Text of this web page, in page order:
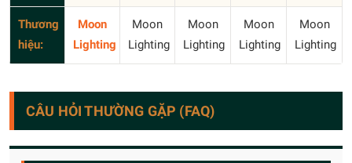
Thương
hiệu:
Moon
Lighting
Moon
Lighting
Moon
Lighting
Moon
Lighting
Moon
Lighting
CÂU HỎI THƯỜNG GẶP (FAQ)